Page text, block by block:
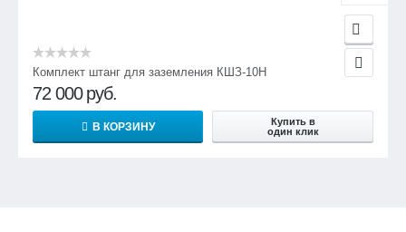
Комплект штанг для заземления КШЗ-10Н
72 000 руб.
В КОРЗИНУ
Купить в
один клик